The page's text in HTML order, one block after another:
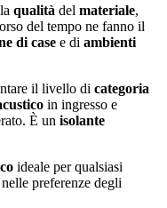
qualità del materiale,
del tempo ne fanno il
di case e di ambienti
il livello di categoria
in ingresso e
È un isolante
ideale per qualsiasi
preferenze degli